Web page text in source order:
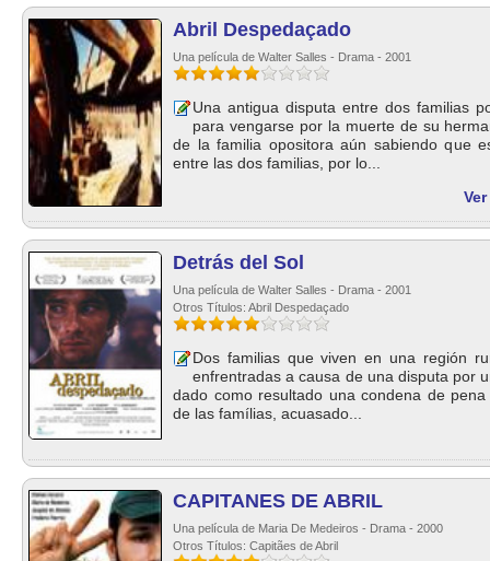
Abril Despedaçado
Una película de Walter Salles - Drama - 2001
Una antigua disputa entre dos familias
para vengarse por la muerte de su
de la familia opositora aún sabiendo que
entre las dos familias, por lo...
Detrás del Sol
Una película de Walter Salles - Drama - 2001
Otros Títulos: Abril Despedaçado
Dos familias que viven en una región
enfrentradas a causa de una disputa por
dado como resultado una condena de
de las famílias, acuasado...
CAPITANES DE ABRIL
Una película de Maria De Medeiros - Drama - 2000
Otros Títulos: Capitães de Abril